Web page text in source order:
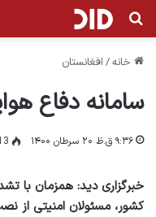
جستجو برای
خانه/ افغانستان
سامانه دفاع
۹:۳۶ ق.ظ ۲۰ سرطان ۱۴۰۰
خبرگزاری دید: همزمان با
کشور، مسئولان امنیتی از